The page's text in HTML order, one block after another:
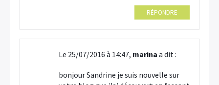
RÉPONDRE
Le 25/07/2016 à 14:47, marina a dit :
bonjour Sandrine je suis nouvelle sur